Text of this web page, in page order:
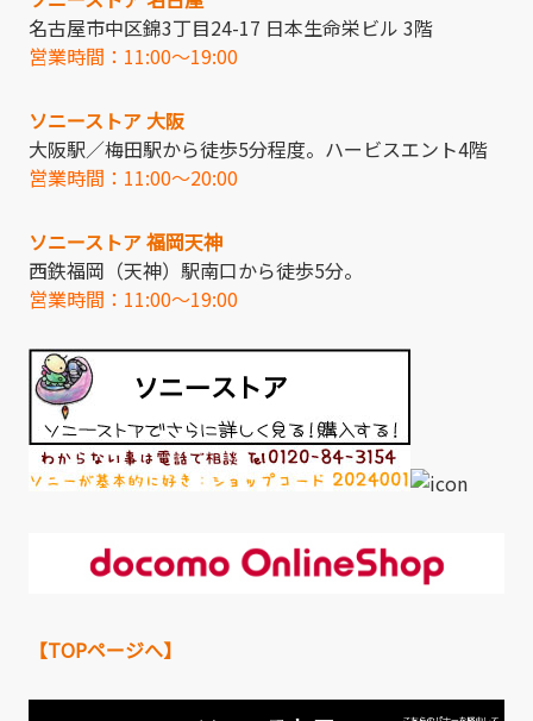
名古屋市中区錦3丁目24-17 日本生命栄ビル 3階
営業時間：11:00～19:00
ソニーストア 大阪
大阪駅／梅田駅から徒歩5分程度。ハービスエント4階
営業時間：11:00～20:00
ソニーストア 福岡天神
西鉄福岡（天神）駅南口から徒歩5分。
営業時間：11:00～19:00
【TOPページへ】